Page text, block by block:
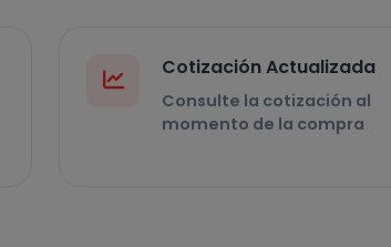
Cotización Actualizada
Consulte la cotización al
momento de la compra